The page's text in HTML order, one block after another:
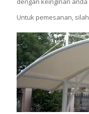
Untuk pemesanan,